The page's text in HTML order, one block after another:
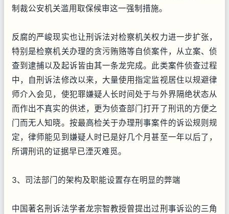
制裁公安机关滥用取保候审这一强制措施。
反腐的严峻现实也让刑诉法对检察机关权力进一步扩张，
特别是检察机关办理的贪污贿赂等自侦案件，从立案、侦
查到逮捕以及起诉皆由其一条龙完成。此类案件侦查过程
中，自刑诉法修改以来，大量使用指定监视居住以规避律
师介入会见，使犯罪嫌疑人长时间处于与外界隔绝状态从
而作出不真实的供述，更为侦查部门打开了刑讯的方便之
门而无人知晓。按最高检关于办理刑事案件的诉讼规则规
定，律师能见到嫌疑人时已是好几个月甚至一年以后了，
所谓刑讯的证据早已湮灭难觅。
3、司法部门的架构及职能设置存在明显的弊端
中国著名刑诉法学者龙宗智教授曾提出过刑事诉讼的三角